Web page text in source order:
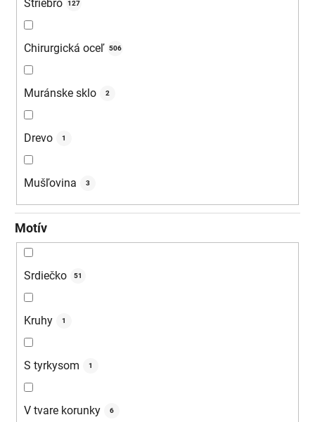
Striebro 127
Chirurgická oceľ 506
Muránske sklo 2
Drevo 1
Mušľovina 3
Motív
Srdiečko 51
Kruhy 1
S tyrkysom 1
V tvare korunky 6